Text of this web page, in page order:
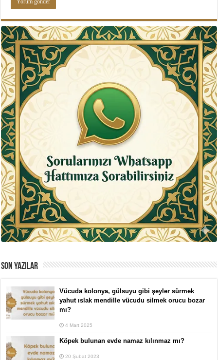
SON YAZILAR
Vücuda kolonya, gülsuyu gibi şeyler sürmek
yahut ıslak mendille vücudu silmek orucu bozar
mı?
4 Mart 2025
Köpek bulunan evde namaz kılınmaz mı?
20 Şubat 2023